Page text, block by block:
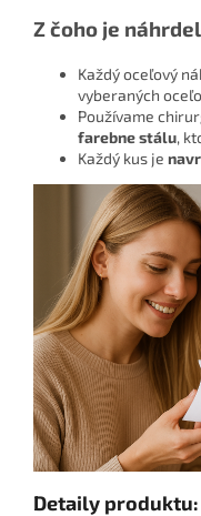
Z čoho je
Každý oceľový
vyberaných
Používame
farebne stálu,
Každý kus je
Detaily produktu: